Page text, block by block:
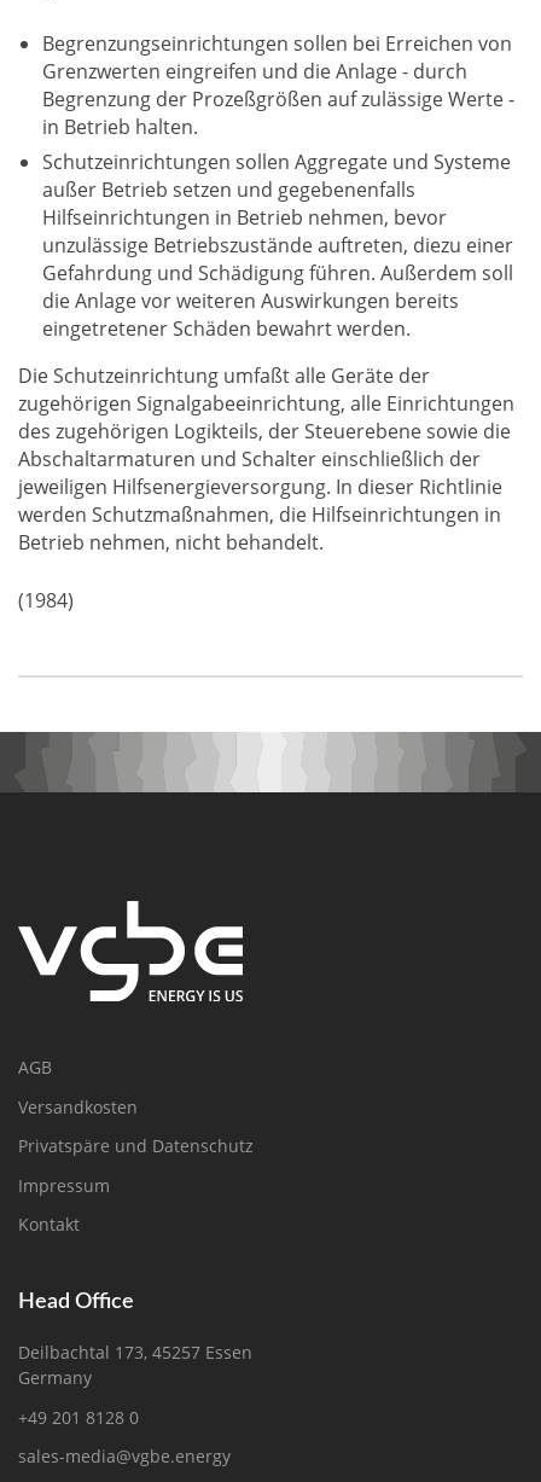
Begrenzungseinrichtungen sollen bei Erreichen von
Grenzwerten eingreifen und die Anlage - durch
Begrenzung der Prozeßgrößen auf zulässige Werte -
in Betrieb halten.
Schutzeinrichtungen sollen Aggregate und Systeme
außer Betrieb setzen und gegebenenfalls
Hilfseinrichtungen in Betrieb nehmen, bevor
unzulässige Betriebszustände auftreten, diezu einer
Gefahrdung und Schädigung führen. Außerdem soll
die Anlage vor weiteren Auswirkungen bereits
eingetretener Schäden bewahrt werden.
Die Schutzeinrichtung umfaßt alle Geräte der
zugehörigen Signalgabeeinrichtung, alle Einrichtungen
des zugehörigen Logikteils, der Steuerebene sowie die
Abschaltarmaturen und Schalter einschließlich der
jeweiligen Hilfsenergieversorgung. In dieser Richtlinie
werden Schutzmaßnahmen, die Hilfseinrichtungen in
Betrieb nehmen, nicht behandelt.
(1984)
AGB
Versandkosten
Privatspäre und Datenschutz
Impressum
Kontakt
Head Office
Deilbachtal 173, 45257 Essen
Germany
+49 201 8128 0
sales-media@vgbe.energy